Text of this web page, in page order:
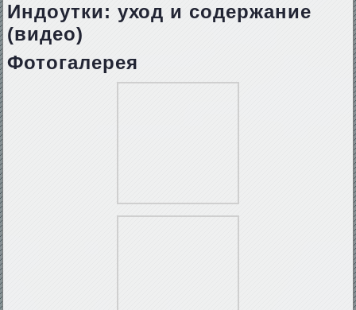
Индоутки: уход и содержание
(видео)
Фотогалерея